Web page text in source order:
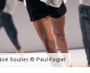
Soulier © Paul-Fogiel